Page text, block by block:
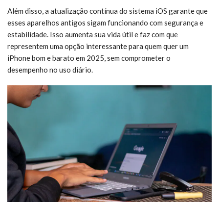
Além disso, a atualização contínua do sistema iOS garante que
esses aparelhos antigos sigam funcionando com segurança e
estabilidade. Isso aumenta sua vida útil e faz com que
representem uma opção interessante para quem quer um
iPhone bom e barato em 2025, sem comprometer o
desempenho no uso diário.